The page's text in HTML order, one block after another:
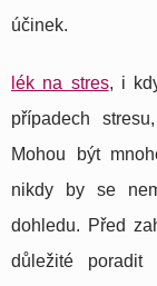
účinek.
lék na stres, i
případech
Mohou být
nikdy by se
dohledu. Před
důležité